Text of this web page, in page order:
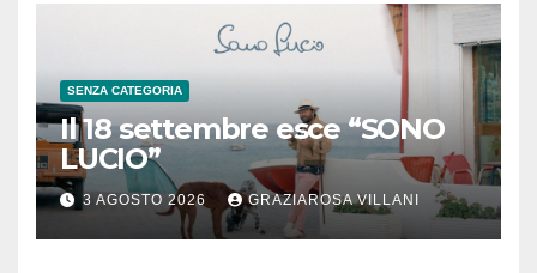
SENZA CATEGORIA
Il 18 settembre esce “SONO
LUCIO”
3 AGOSTO 2026 GRAZIAROSA VILLANI